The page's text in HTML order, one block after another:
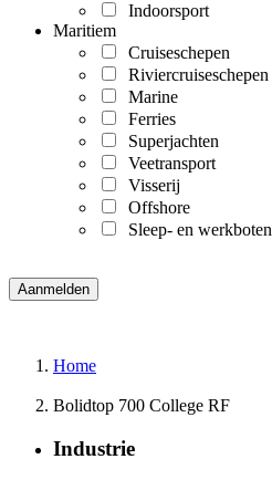
Indoorsport
Maritiem
Cruiseschepen
Riviercruiseschepen
Marine
Ferries
Superjachten
Veetransport
Visserij
Offshore
Sleep- en werkboten
Home
Bolidtop 700 College RF
Industrie